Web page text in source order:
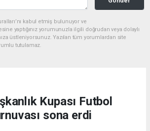
kabul etmiş bulunuyor ve
yaptığınız yorumunuzla ilgili doğrudan veya dolaylı
üstleniyorsunuz. Yazılan tüm yorumlardan site
tutulamaz.
Kupası Futbol
sona erdi